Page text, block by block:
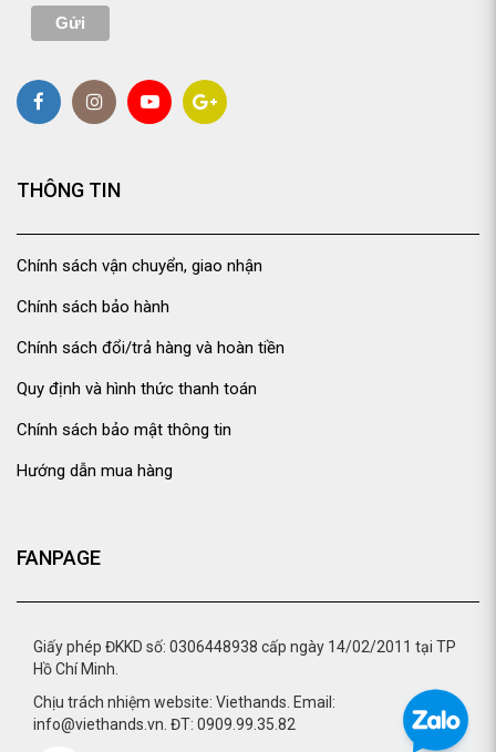
THÔNG TIN
Chính sách vận chuyển, giao nhận
Chính sách bảo hành
Chính sách đổi/trả hàng và hoàn tiền
Quy định và hình thức thanh toán
Chính sách bảo mật thông tin
Hướng dẫn mua hàng
FANPAGE
Giấy phép ĐKKD số: 0306448938 cấp ngày 14/02/2011 tại TP
Hồ Chí Minh.
Chịu trách nhiệm website: Viethands. Email:
info@viethands.vn. ĐT: 0909.99.35.82